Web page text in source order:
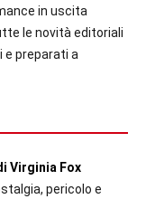
in uscita
le novità editoriali
e preparati a
Virginia Fox
pericolo e